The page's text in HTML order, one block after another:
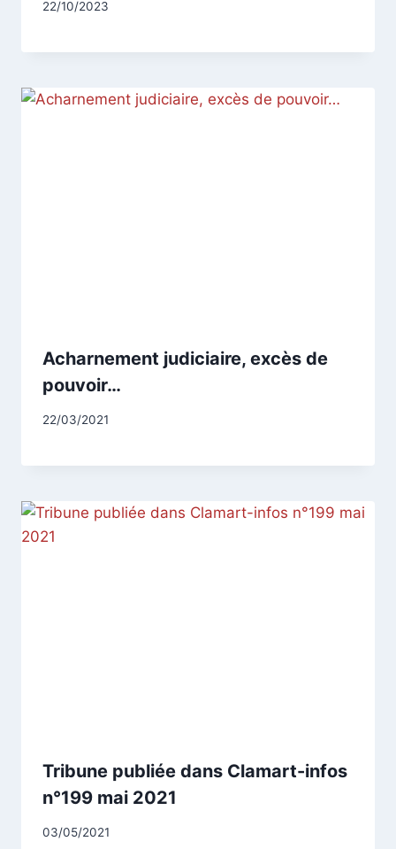
Par
22/10/2023
Acharnement judiciaire, excès de
pouvoir…
Par
22/03/2021
Tribune publiée dans Clamart-infos
n°199 mai 2021
Par
03/05/2021